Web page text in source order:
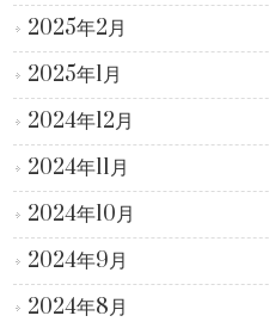
2025年2月
2025年1月
2024年12月
2024年11月
2024年10月
2024年9月
2024年8月